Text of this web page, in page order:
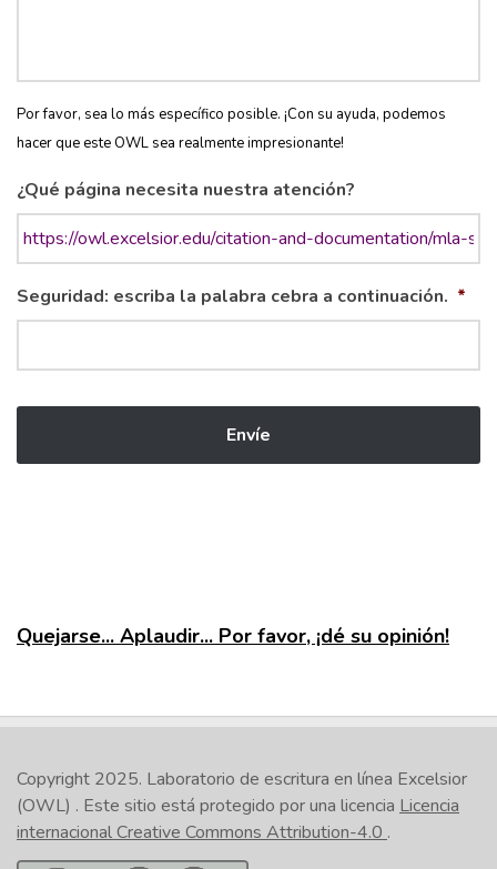
Por favor, sea lo más específico posible. ¡Con su ayuda, podemos
hacer que este OWL sea realmente impresionante!
¿Qué página necesita nuestra atención?
Seguridad: escriba la palabra cebra a continuación. *
Quejarse... Aplaudir... Por favor, ¡dé su opinión!
Copyright 2025. Laboratorio de escritura en línea Excelsior
(OWL) . Este sitio está protegido por una licencia Licencia
internacional Creative Commons Attribution-4.0 .